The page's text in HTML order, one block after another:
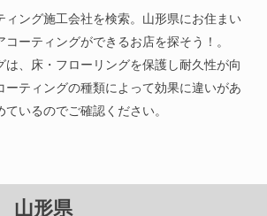
ィング施工会社を検索。山形県にお住まい
ーティングができるお店を探そう！。
は、床・フローリングを保護し耐久性が向
ーティングの種類によって効果に違いがあ
いるのでご確認ください。
山形県